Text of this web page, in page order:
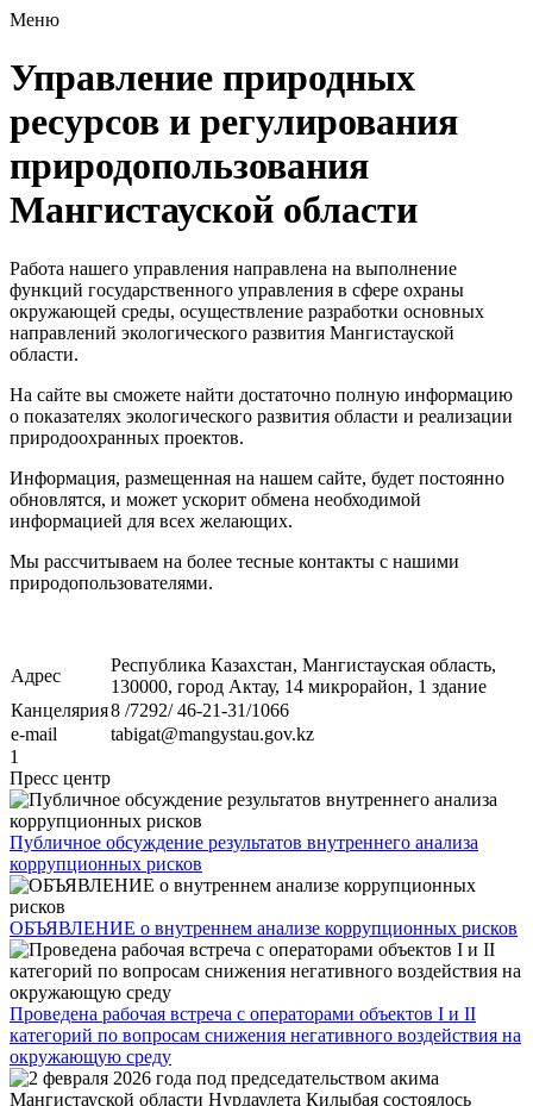
Меню
Управление природных
ресурсов и регулирования
природопользования
Мангистауской области
Работа нашего управления направлена на выполнение
функций государственного управления в сфере охраны
окружающей среды, осуществление разработки основных
направлений экологического развития Мангистауской
области.
На сайте вы сможете найти достаточно полную информацию
о показателях экологического развития области и реализации
природоохранных проектов.
Информация, размещенная на нашем сайте, будет постоянно
обновлятся, и может ускорит обмена необходимой
информацией для всех желающих.
Мы рассчитываем на более тесные контакты с нашими
природопользователями.
Адрес
Республика Казахстан, Мангистауская область,
130000, город Актау, 14 микрорайон, 1 здание
Канцелярия8 /7292/ 46-21-31/1066
e-mail
tabigat@mangystau.gov.kz
1
Пресс центр
Публичное обсуждение результатов внутреннего анализа
коррупционных рисков
ОБЪЯВЛЕНИЕ о внутреннем анализе коррупционных рисков
Проведена рабочая встреча с операторами объектов I и II
категорий по вопросам снижения негативного воздействия на
окружающую среду